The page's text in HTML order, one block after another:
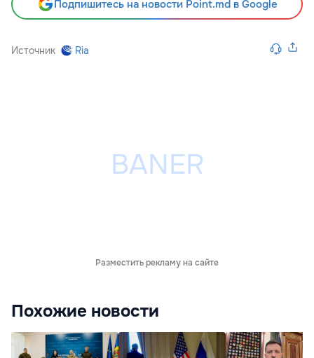
Подпишитесь на новости Point.md в Google
Источник Ria
Разместить рекламу на сайте
Похожие новости